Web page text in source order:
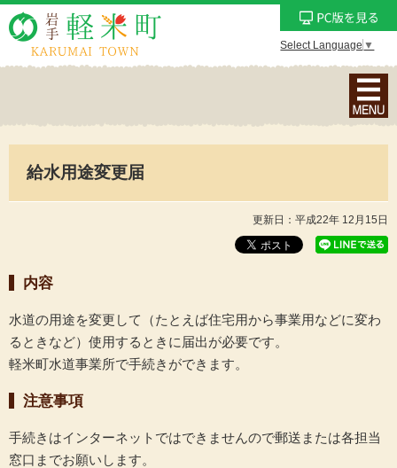
Select Language ▼
ナ
ビ
ン
メ
を
給水用途変更届
更新日：平成22年 12月15日
内容
水道の用途を変更して（たとえば住宅用から事業用などに変わ
るときなど）使用するときに届出が必要です。
軽米町水道事業所で手続きができます。
注意事項
手続きはインターネットではできませんので郵送または各担当
窓口までお願いします。